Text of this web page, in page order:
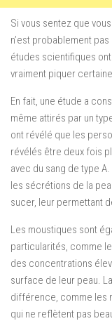
Si vous sentez que
n’est probablement
études scientifiques
vraiment piquer
En fait, une étude a
même attirés par un
ont révélé que les
révélés être deux fois
avec du sang de type
les sécrétions de la
sucer, leur permettant
Les moustiques sont
particularités, comme
des concentrations
surface de leur peau.
différence, comme les
qui ne reflètent pas